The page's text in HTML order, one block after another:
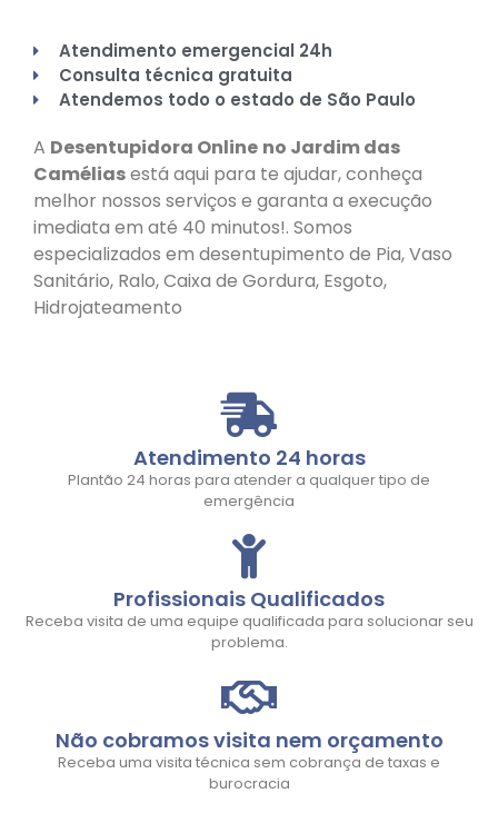
Atendimento emergencial 24h
Consulta técnica gratuita
Atendemos todo o estado de São Paulo
A Desentupidora Online no Jardim das
Caméliasestá aqui para te ajudar, conheça
melhor nossos serviços e garanta a execução
imediata em até 40 minutos!. Somos
especializados em desentupimento de Pia, Vaso
Sanitário, Ralo, Caixa de Gordura, Esgoto,
Hidrojateamento
Atendimento 24 horas
Plantão 24 horas para atender a qualquer tipo de
emergência
Profissionais Qualificados
Receba visita de uma equipe qualificada para solucionar seu
problema.
Não cobramos visita nem orçamento
Receba uma visita técnica sem cobrança de taxas e
burocracia